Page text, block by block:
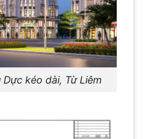
kéo dài, Từ Liêm